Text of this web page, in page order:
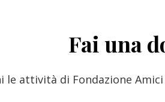
Fai una
le attività di Fondazione